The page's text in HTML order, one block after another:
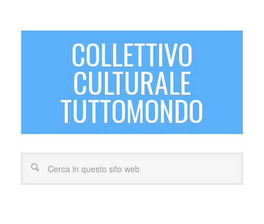
COLLETTIVO
CULTURALE
TUTTOMONDO